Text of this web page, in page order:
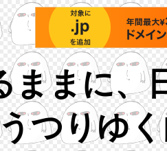
ままに、
つりゆ